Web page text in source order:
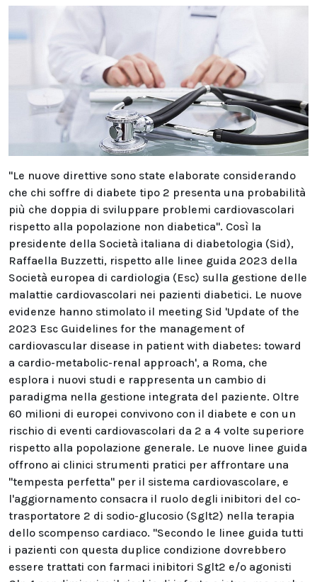
"Le nuove direttive sono state elaborate considerando
che chi soffre di diabete tipo 2 presenta una probabilità
più che doppia di sviluppare problemi cardiovascolari
rispetto alla popolazione non diabetica". Così la
presidente della Società italiana di diabetologia (Sid),
Raffaella Buzzetti, rispetto alle linee guida 2023 della
Società europea di cardiologia (Esc) sulla gestione delle
malattie cardiovascolari nei pazienti diabetici. Le nuove
evidenze hanno stimolato il meeting Sid 'Update of the
2023 Esc Guidelines for the management of
cardiovascular disease in patient with diabetes: toward
a cardio-metabolic-renal approach', a Roma, che
esplora i nuovi studi e rappresenta un cambio di
paradigma nella gestione integrata del paziente. Oltre
60 milioni di europei convivono con il diabete e con un
rischio di eventi cardiovascolari da 2 a 4 volte superiore
rispetto alla popolazione generale. Le nuove linee guida
offrono ai clinici strumenti pratici per affrontare una
"tempesta perfetta" per il sistema cardiovascolare, e
l'aggiornamento consacra il ruolo degli inibitori del co-
trasportatore 2 di sodio-glucosio (Sglt2) nella terapia
dello scompenso cardiaco. "Secondo le linee guida tutti
i pazienti con questa duplice condizione dovrebbero
essere trattati con farmaci inibitori Sglt2 e/o agonisti